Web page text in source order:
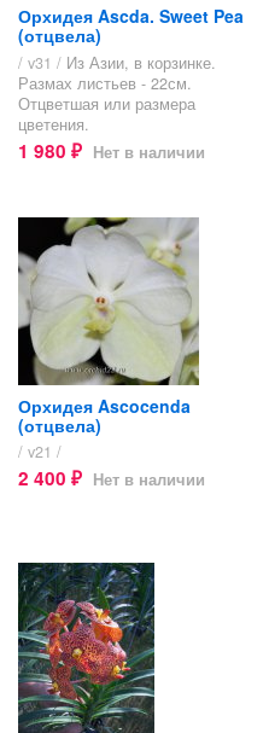
Орхидея Ascda. Sweet Pea
(отцвела)
/ v31 / Из Азии, в корзинке.
Размах листьев - 22см.
Отцветшая или размера
цветения.
1 980 ₽ Нет в наличии
Орхидея Ascocenda
(отцвела)
/ v21 /
2 400 ₽ Нет в наличии